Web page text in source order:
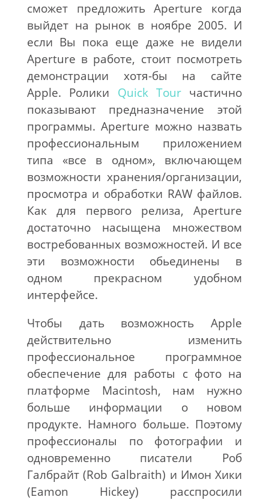
сможет предложить Aperture когда
выйдет на рынок в ноябре 2005. И
если Вы пока еще даже не видели
Aperture в работе, стоит посмотреть
демонстрации хотя-бы на сайте
Apple. Ролики Quick Tourчастично
показывают предназначение этой
программы. Aperture можно назвать
профессиональным приложением
типа «все в одном», включающем
возможности хранения/организации,
просмотра и обработки RAW файлов.
Как для первого релиза, Aperture
достаточно насыщена множеством
востребованных возможностей. И все
эти возможности обьединены в
одном прекрасном удобном
интерфейсе.
Чтобы дать возможность Apple
действительно изменить
профессиональное программное
обеспечение для работы с фото на
платформе Macintosh, нам нужно
больше информации о новом
продукте. Намного больше. Поэтому
профессионалы по фотографии и
одновременно писатели Роб
Галбрайт (Rob Galbraith) и Имон Хики
(Eamon Hickey) расспросили